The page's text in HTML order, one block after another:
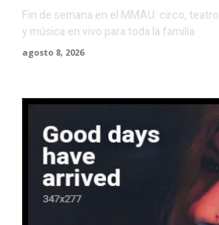
Fin de semana en el MMAU: circo, teatro
y música en vivo para toda la familia
agosto 8, 2026